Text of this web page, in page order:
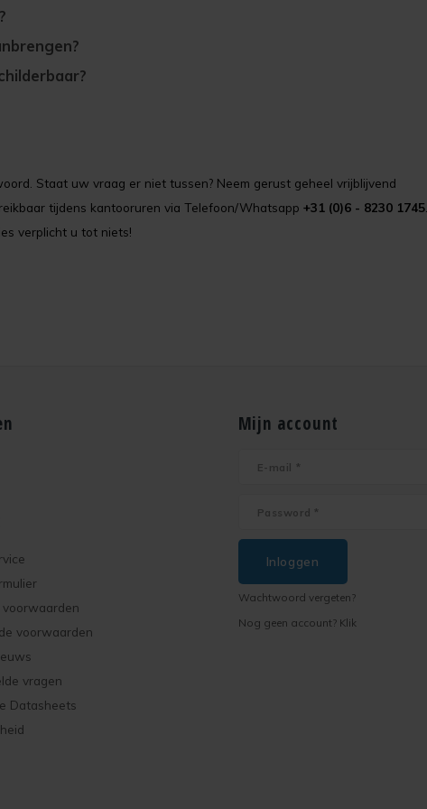
Staat uw vraag er niet tussen? Neem gerust geheel vrijblijvend
tijdens kantooruren via Telefoon/Whatsapp +31 (0)6 - 8230 1745
verplicht u tot niets!
voorwaarden
voorwaarden
vragen
Datasheets
Mijn account
Inloggen
Wachtwoord vergeten?
Nog geen account? Klik